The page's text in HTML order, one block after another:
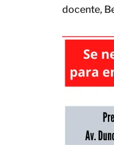
docente,